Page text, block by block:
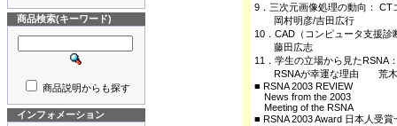
商品検索(キーワード)
商品説明からも探す
インフォメーション
9．三次元画像処理の動向： CT
岡村明彦/吉田広行
10．CAD（コンピュータ支援
藤田広志
11．学生の立場から見たRSNA
RSNAが幸運な理由 荒木
■ RSNA 2003 REVIEW
News from the 2003
Meeting of the RSNA
■ RSNA 2003 Award 日本人受賞